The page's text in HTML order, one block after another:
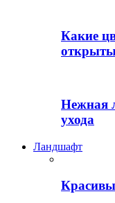
Какие
Нежная
ухода
Ландшафт